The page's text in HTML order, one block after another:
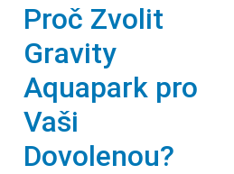
Proč Zvolit
Gravity
Aquapark pro
Vaši
Dovolenou?